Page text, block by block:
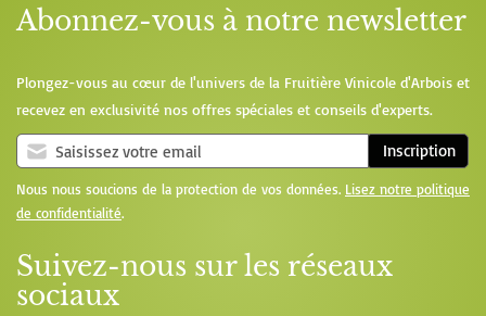
Abonnez-vous à notre newsletter
Plongez-vous au cœur de l'univers de la Fruitière Vinicole d'Arbois et
recevez en exclusivité nos offres spéciales et conseils d'experts.
Inscription
Nous nous soucions de la protection de vos données. Lisez notre politique
de confidentialité.
Suivez-nous sur les réseaux
sociaux